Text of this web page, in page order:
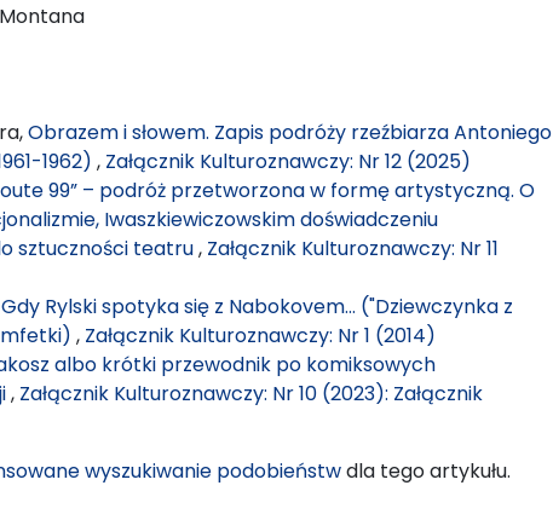
Obrazem i słowem. Zapis podróży rzeźbiarza Antoniego
1962) , Załącznik Kulturoznawczy: Nr 12 (2025)
99” – podróż przetworzona w formę artystyczną. O
Iwaszkiewiczowskim doświadczeniu
sztuczności teatru, Załącznik Kulturoznawczy: Nr 11
Gdy Rylski spotyka się z Nabokovem… ("Dziewczynka z
, Załącznik Kulturoznawczy: Nr 1 (2014)
albo krótki przewodnik po komiksowych
, Załącznik Kulturoznawczy: Nr 10 (2023): Załącznik
wyszukiwanie podobieństwdla tego artykułu.